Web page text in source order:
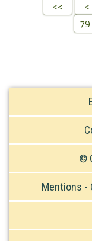
<< <
79
©
Mentions -